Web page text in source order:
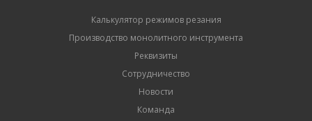
Калькулятор режимов резания
Производство монолитного инструмента
Реквизиты
Сотрудничество
Новости
Команда